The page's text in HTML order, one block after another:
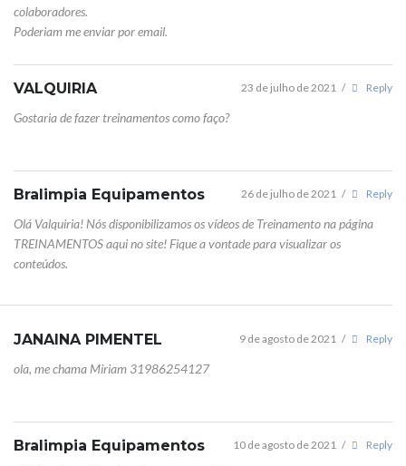
colaboradores.
Poderiam me enviar por email.
VALQUIRIA 23 de julho de 2021 / Reply
Gostaria de fazer treinamentos como faço?
Bralimpia Equipamentos 26 de julho de 2021 / Reply
Olá Valquiria! Nós disponibilizamos os vídeos de Treinamento na página
TREINAMENTOS aqui no site! Fique a vontade para visualizar os
conteúdos.
JANAINA PIMENTEL 9 de agosto de 2021 / Reply
ola, me chama Miriam 31986254127
Bralimpia Equipamentos 10 de agosto de 2021 / Reply